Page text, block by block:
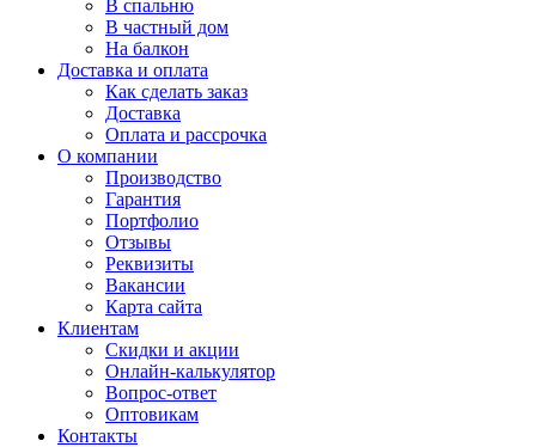
В спальню
В частный дом
На балкон
Доставка и оплата
Как сделать заказ
Доставка
Оплата и рассрочка
О компании
Производство
Гарантия
Портфолио
Отзывы
Реквизиты
Вакансии
Карта сайта
Клиентам
Скидки и акции
Онлайн-калькулятор
Вопрос-ответ
Оптовикам
Контакты